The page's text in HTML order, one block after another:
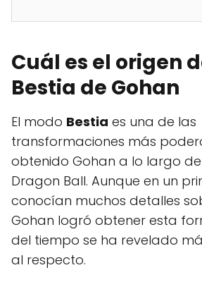
Cuál es el origen
Bestia de Gohan
El modo Bestia es una de las
transformaciones más
obtenido Gohan a lo largo
Dragon Ball. Aunque en un
conocían muchos detalles
Gohan logró obtener esta
del tiempo se ha revelado
al respecto.